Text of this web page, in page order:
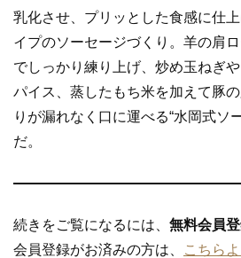
乳化させ、プリッとした食感に仕
イプのソーセージづくり。羊の肩
でしっかり練り上げ、炒め玉ねぎ
パイス、蒸したもち米を加えて豚
りが漏れなく口に運べる“水岡式ソ
だ。
続きをご覧になるには、 無料会員
会員登録がお済みの方は、
こちら